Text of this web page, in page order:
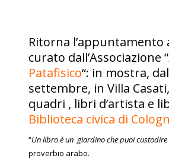
Ritorna l’appuntamento
curato dall’Associazione “
Patafisico“: in mostra,
settembre, in Villa
quadri , libri d’artista e
Biblioteca civica di
“Un libro è un giardino che puoi custodire
proverbio arabo.